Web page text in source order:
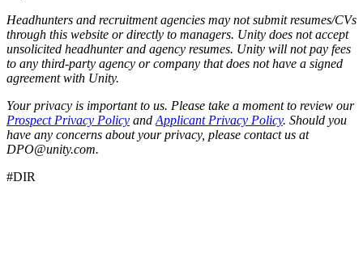
Headhunters and recruitment agencies may not submit resumes/CVs
through this website or directly to managers. Unity does not accept
unsolicited headhunter and agency resumes. Unity will not pay fees
to any third-party agency or company that does not have a signed
agreement with Unity.
Your privacy is important to us. Please take a moment to review our
Prospect Privacy Policy and Applicant Privacy Policy. Should you
have any concerns about your privacy, please contact us at
DPO@unity.com.
#DIR